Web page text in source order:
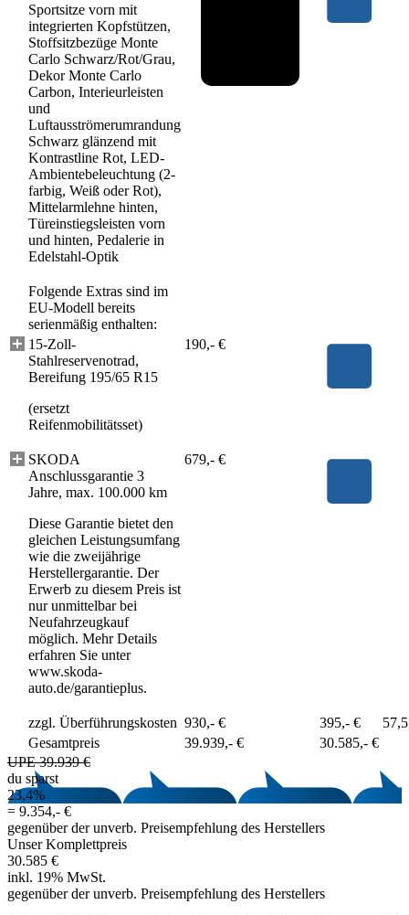
Sportsitze vorn mit
integrierten Kopfstützen,
Stoffsitzbezüge Monte
Carlo Schwarz/Rot/Grau,
Dekor Monte Carlo
Carbon, Interieurleisten
und
Luftausströmerumrandung
Schwarz glänzend mit
Kontrastline Rot, LED-
Ambientebeleuchtung (2-
farbig, Weiß oder Rot),
Mittelarmlehne hinten,
Türeinstiegsleisten vorn
und hinten, Pedalerie in
Edelstahl-Optik
Folgende Extras sind im
EU-Modell bereits
serienmäßig enthalten:
15-Zoll-
Stahlreservenotrad,
Bereifung 195/65 R15
(ersetzt
Reifenmobilitätsset)
190,- €
SKODA
Anschlussgarantie 3
Jahre, max. 100.000 km
Diese Garantie bietet den
gleichen Leistungsumfang
wie die zweijährige
Herstellergarantie. Der
Erwerb zu diesem Preis ist
nur unmittelbar bei
Neufahrzeugkauf
möglich. Mehr Details
erfahren Sie unter
www.skoda-
auto.de/garantieplus.
679,- €
zzgl. Überführungskosten 930,- € 395,- €
Gesamtpreis
39.939,- €
30.585,- €
UPE 39.939 €
du sparst
23,4%
= 9.354,- €
gegenüber der unverb. Preisempfehlung des Herstellers
Unser Komplettpreis
30.585 €
inkl. 19% MwSt.
gegenüber der unverb. Preisempfehlung des Herstellers